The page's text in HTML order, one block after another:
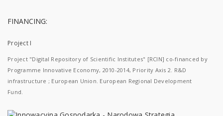
FINANCING:
Project I
Project "Digital Repository of Scientific Institutes" [RCIN] co-financed by
Programme Innovative Economy, 2010-2014, Priority Axis 2. R&D
infrastructure ; European Union. European Regional Development
Fund.